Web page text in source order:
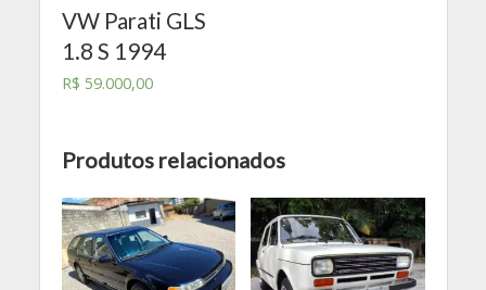
VW Parati GLS
1.8 S 1994
R$ 59.000,00
Produtos relacionados